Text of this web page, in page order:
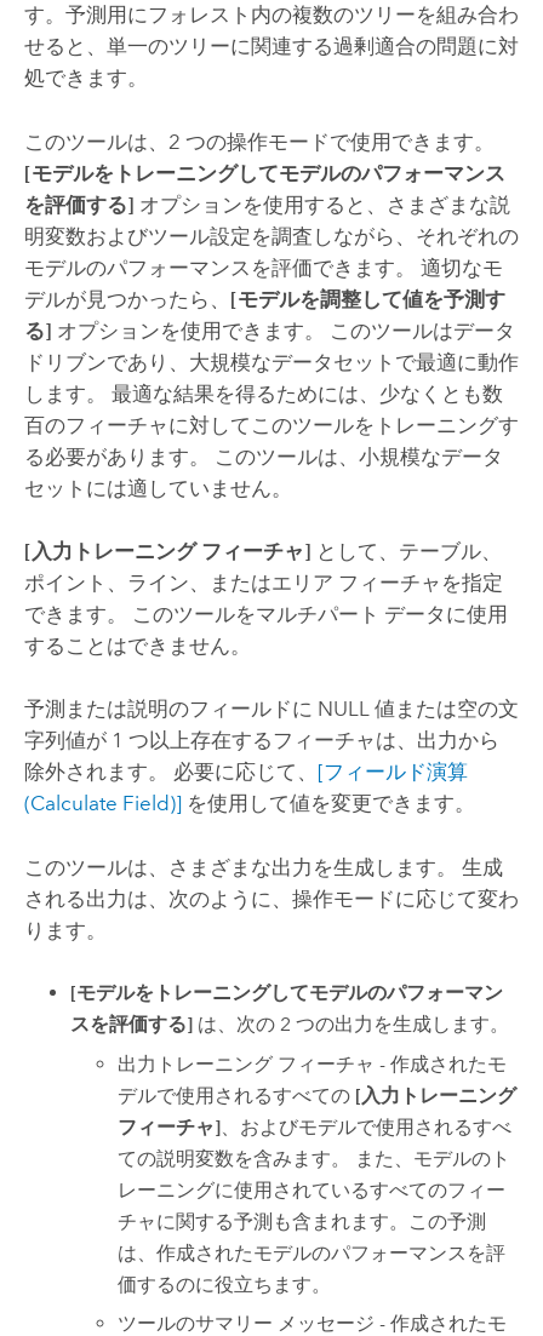
す。予測用にフォレスト内の複数のツリーを組み合わ
せると、単一のツリーに関連する過剰適合の問題に対
処できます。
このツールは、2 つの操作モードで使用できます。
[モデルをトレーニングしてモデルのパフォーマンス
を評価する] オプションを使用すると、さまざまな説
明変数およびツール設定を調査しながら、それぞれの
モデルのパフォーマンスを評価できます。 適切なモ
デルが見つかったら、 [モデルを調整して値を予測す
る] オプションを使用できます。 このツールはデータ
ドリブンであり、大規模なデータセットで最適に動作
します。 最適な結果を得るためには、少なくとも数
百のフィーチャに対してこのツールをトレーニングす
る必要があります。 このツールは、小規模なデータ
セットには適していません。
[入力トレーニング フィーチャ] として、テーブル、
ポイント、ライン、またはエリア フィーチャを指定
できます。 このツールをマルチパート データに使用
することはできません。
予測または説明のフィールドに NULL 値または空の文
字列値が 1 つ以上存在するフィーチャは、出力から
除外されます。 必要に応じて、 [フィールド演算
(Calculate Field)]を使用して値を変更できます。
このツールは、さまざまな出力を生成します。 生成
される出力は、次のように、操作モードに応じて変わ
ります。
[モデルをトレーニングしてモデルのパフォーマン
スを評価する] は、次の 2 つの出力を生成します。
出力トレーニング フィーチャ - 作成されたモ
デルで使用されるすべての [入力トレーニング
フィーチャ] 、およびモデルで使用されるすべ
ての説明変数を含みます。 また、モデルのト
レーニングに使用されているすべてのフィー
チャに関する予測も含まれます。この予測
は、作成されたモデルのパフォーマンスを評
価するのに役立ちます。
ツールのサマリー メッセージ - 作成されたモ